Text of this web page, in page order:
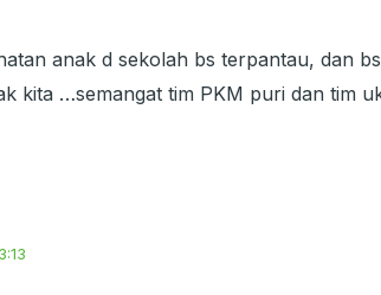
anak d sekolah bs terpantau, dan
kita …semangat tim PKM puri dan tim